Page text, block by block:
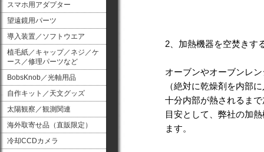
スマホ用アダプター
望遠鏡用パーツ
導入装置／ソフトウエア
植毛紙／キャップ／ネジ／ケ
ース／修理パーツなど
BobsKnob／光軸用品
自作キット／天文グッズ
太陽観察／観測関連
海外取寄せ品（直販限定）
冷却CCDカメラ
2、加熱機器を空焚きす
オーブンやオーブンレ
（絶対に乾燥剤を内部
十分内部が熱されるま
目安として、弊社の加
ます。